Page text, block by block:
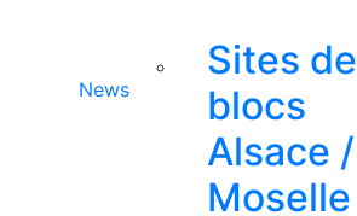
News
Sites de
blocs
Alsace /
Moselle